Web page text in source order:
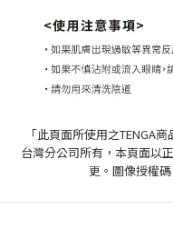
「此頁面所使用之TENGA
台灣分公司所有，本頁面以
更。圖像授權碼